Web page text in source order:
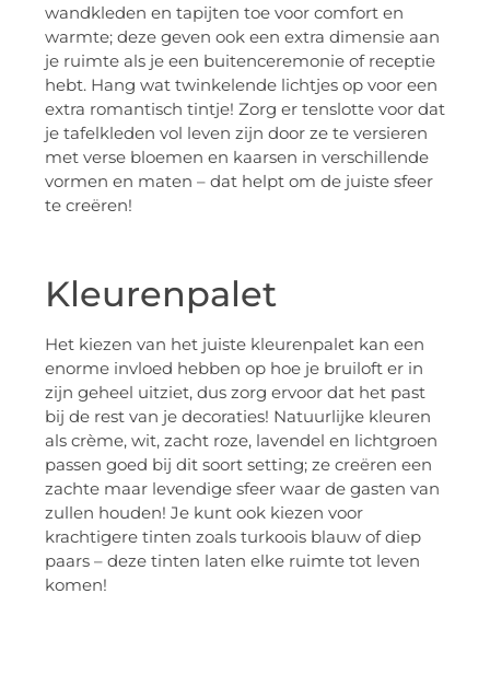
wandkleden en tapijten toe voor comfort en
warmte; deze geven ook een extra dimensie aan
je ruimte als je een buitenceremonie of receptie
hebt. Hang wat twinkelende lichtjes op voor een
extra romantisch tintje! Zorg er tenslotte voor dat
je tafelkleden vol leven zijn door ze te versieren
met verse bloemen en kaarsen in verschillende
vormen en maten – dat helpt om de juiste sfeer
te creëren!
Kleurenpalet
Het kiezen van het juiste kleurenpalet kan een
enorme invloed hebben op hoe je bruiloft er in
zijn geheel uitziet, dus zorg ervoor dat het past
bij de rest van je decoraties! Natuurlijke kleuren
als crème, wit, zacht roze, lavendel en lichtgroen
passen goed bij dit soort setting; ze creëren een
zachte maar levendige sfeer waar de gasten van
zullen houden! Je kunt ook kiezen voor
krachtigere tinten zoals turkoois blauw of diep
paars – deze tinten laten elke ruimte tot leven
komen!